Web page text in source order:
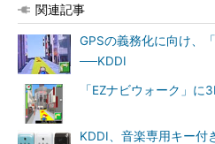
関連記事
GPSの義務化に向け、
──KDDI
「EZナビウォーク」に
KDDI、音楽専用キー付